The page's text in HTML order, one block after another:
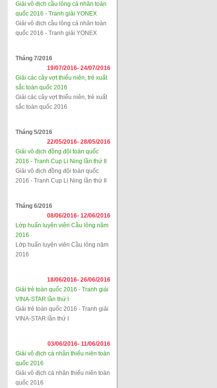
Giải vô địch cầu lông cá nhân toàn
quốc 2016 - Tranh giải YONEX
Giải vô địch cầu lông cá nhân toàn
quốc 2016 - Tranh giải YONEX
Tháng 7/2016
19/07/2016- 24/07/2016
Giải các cây vợt thiếu niên, trẻ xuất
sắc toàn quốc 2016
Giải các cây vợt thiếu niên, trẻ xuất
sắc toàn quốc 2016
Tháng 5/2016
22/05/2016- 28/05/2016
Giải vô địch đồng đội toàn quốc
2016 - Tranh Cup Li Ning lần thứ II
Giải vô địch đồng đội toàn quốc
2016 - Tranh Cup Li Ning lần thứ II
Tháng 6/2016
08/06/2016- 12/06/2016
Lớp huấn luyện viên Cầu lông năm
2016
Lớp huấn luyện viên Cầu lông năm
2016
18/06/2016- 26/06/2016
Giải trẻ toàn quốc 2016 - Tranh giải
VINA-STAR lần thứ I
Giải trẻ toàn quốc 2016 - Tranh giải
VINA-STAR lần thứ I
03/06/2016- 11/06/2016
Giải vô địch cá nhân thiếu niên toàn
quốc 2016
Giải vô địch cá nhân thiếu niên toàn
quốc 2016